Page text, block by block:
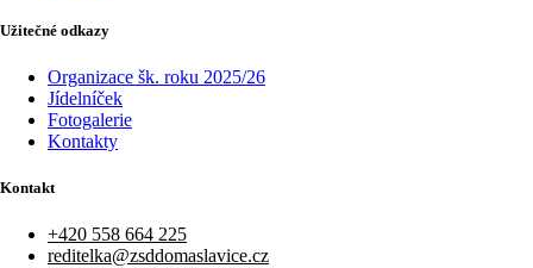
Užitečné odkazy
Organizace šk. roku 2025/26
Jídelníček
Fotogalerie
Kontakty
Kontakt
+420 558 664 225​
reditelka@zsddomaslavice.cz